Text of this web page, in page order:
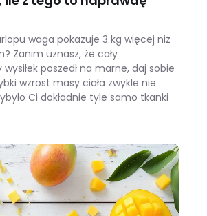
waga pokazuje 3 kg więcej niż
Zanim uznasz, że cały
poszedł na marne, daj sobie
wzrost masy ciała zwykle nie
Ci dokładnie tyle samo tkanki